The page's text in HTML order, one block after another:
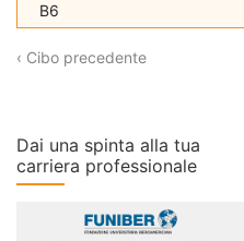
B6
‹ Cibo precedente
Dai una spinta alla tua
carriera professionale